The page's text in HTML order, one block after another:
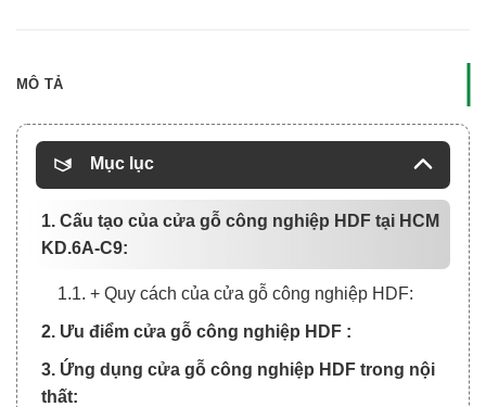
MÔ TẢ
Mục lục
1. Cấu tạo của cửa gỗ công nghiệp HDF tại HCM
KD.6A-C9:
1.1. + Quy cách của cửa gỗ công nghiệp HDF:
2. Ưu điểm cửa gỗ công nghiệp HDF :
3. Ứng dụng cửa gỗ công nghiệp HDF trong nội
thất: